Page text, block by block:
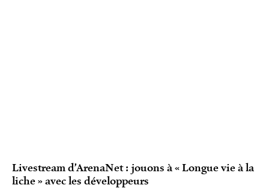
Livestream d’ArenaNet : jouons à « Longue vie à la
liche » avec les développeurs